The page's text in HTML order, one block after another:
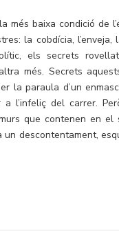
baixa condició de
la cobdícia, l’enveja,
els secrets
més. Secrets
la paraula d’un
a l’infeliç del carrer.
que contenen en el
descontentament,